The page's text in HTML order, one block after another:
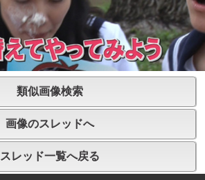
類似画像検索
画像のスレッドへ
スレッド一覧へ戻る